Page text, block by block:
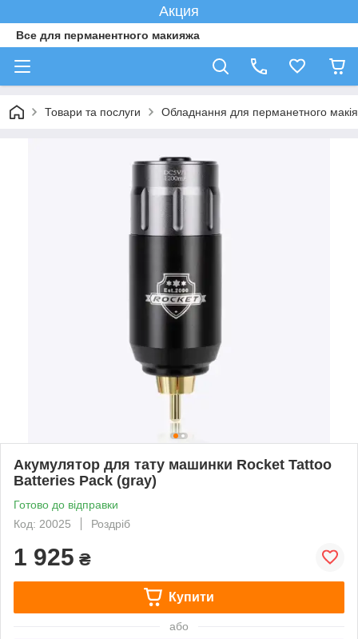
Акция
Все для перманентного макияжа
Товари та послуги Обладнання для перманетного
Акумулятор для тату машинки Rocket Tattoo
Batteries Pack (gray)
Готово до відправки
Код: 20025
Роздріб
1 925 ₴
Купити
або